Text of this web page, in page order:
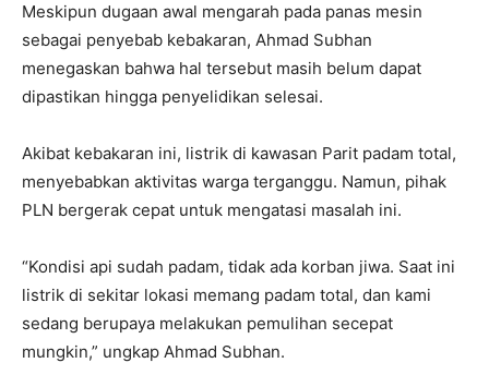
Meskipun dugaan awal mengarah pada panas mesin
sebagai penyebab kebakaran, Ahmad Subhan
menegaskan bahwa hal tersebut masih belum dapat
dipastikan hingga penyelidikan selesai.
Akibat kebakaran ini, listrik di kawasan Parit padam total,
menyebabkan aktivitas warga terganggu. Namun, pihak
PLN bergerak cepat untuk mengatasi masalah ini.
“Kondisi api sudah padam, tidak ada korban jiwa. Saat ini
listrik di sekitar lokasi memang padam total, dan kami
sedang berupaya melakukan pemulihan secepat
mungkin,” ungkap Ahmad Subhan.